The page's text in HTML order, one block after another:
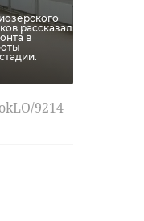
рассказал
в
9214